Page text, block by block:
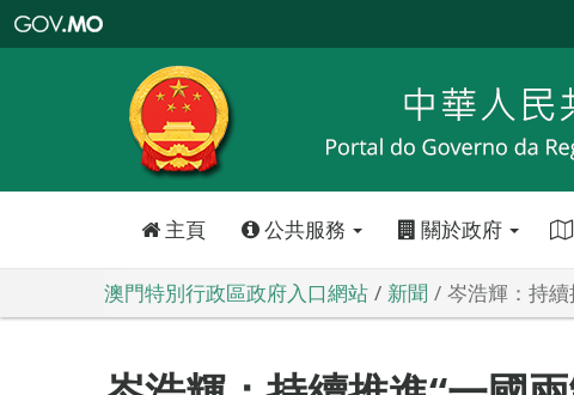
特
政
區
政
口
主頁 公共服務 關於政府
澳門特別行政區政府入口網站 新聞 岑浩輝：持